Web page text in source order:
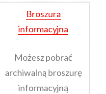
Broszura
informacyjna
Możesz pobrać
archiwalną broszurę
informacyjną